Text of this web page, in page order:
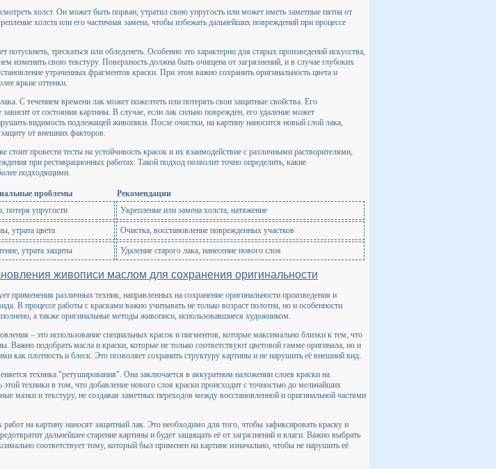
холст. Он может быть порван, утратил свою упругость или может иметь заметные пятна от
холста или его частичная замена, чтобы избежать дальнейших повреждений при процессе
потускнеть, трескаться или обледенеть. Особенно это характерно для старых произведений искусства,
изменить свою текстуру. Поверхность должна быть очищена от загрязнений, и в случае глубоких
утраченных фрагментов краски. При этом важно сохранить оригинальность цвета и
яркие оттенки.
С течением времени лак может пожелтеть или потерять свои защитные свойства. Его
зависит от состояния картины. В случае, если лак сильно поврежден, его удаление может
видимость подлежащей живописи. После очистки, на картину наносится новый слой лака,
от внешних факторов.
стоит провести тесты на устойчивость красок и их взаимодействие с различными растворителями,
при реставрационных работах. Такой подход позволит точно определить, какие
подходящими.
проблемы
Рекомендации
потеря упругости Укрепление или замена холста, натяжение
утрата цвета Очистка, восстановление поврежденных участков
утрата защиты Удаление старого лака, нанесение нового слоя
живописи маслом для сохранения оригинальности
применения различных техник, направленных на сохранение оригинальности произведения и
В процессе работы с красками важно учитывать не только возраст полотна, но и особенности
а также оригинальные методы живописи, использовавшиеся художником.
– это использование специальных красок и пигментов, которые максимально близки к тем, что
Важно подобрать масла и краски, которые не только соответствуют цветовой гамме оригинала, но и
как плотность и блеск. Это позволяет сохранить структуру картины и не нарушить её внешний вид.
техника "ретуширования". Она заключается в аккуратном наложении слоев краски на
техники в том, что добавление нового слоя краски происходит с точностью до мельчайших
мазки и текстуру, не создавая заметных переходов между восстановленной и оригинальной частями
на картину наносят защитный лак. Это необходимо для того, чтобы зафиксировать краску и
дальнейшее старение картины и будет защищать её от загрязнений и влаги. Важно выбрать
соответствует тому, который был применен на картине изначально, чтобы не нарушить её